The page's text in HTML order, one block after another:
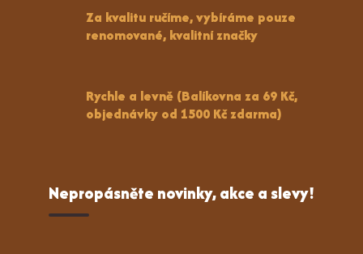
Za kvalitu ručíme, vybíráme pouze
renomované, kvalitní značky
Rychle a levně (Balíkovna za 69 Kč,
objednávky od 1500 Kč zdarma)
Nepropásněte novinky, akce a slevy!